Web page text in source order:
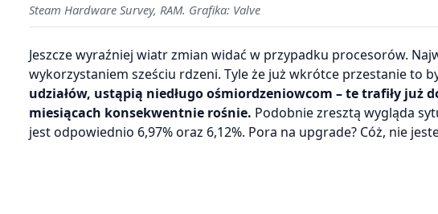
Steam Hardware Survey, RAM. Grafika: Valve
Jeszcze wyraźniej wiatr zmian widać w przypadku procesorów.
wykorzystaniem sześciu rdzeni. Tyle że już wkrótce przestanie to
udziałów, ustąpią niedługo ośmiordzeniowcom – te trafiły już
miesiącach konsekwentnie rośnie. Podobnie zresztą wygląda
jest odpowiednio 6,97% oraz 6,12%. Pora na upgrade? Cóż, nie